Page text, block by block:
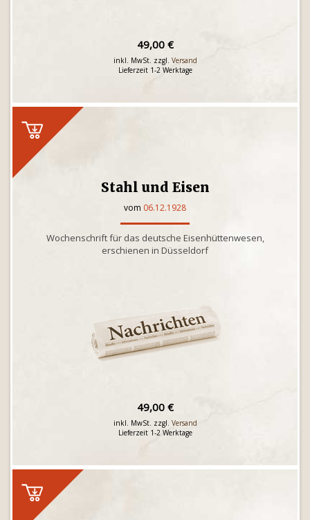
49,00 €
inkl. MwSt. zzgl. Versand
Lieferzeit 1-2 Werktage
Stahl und Eisen
vom 06.12.1928
Wochenschrift für das deutsche Eisenhüttenwesen,
erschienen in Düsseldorf
49,00 €
inkl. MwSt. zzgl. Versand
Lieferzeit 1-2 Werktage